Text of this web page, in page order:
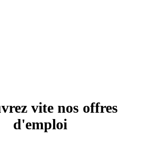
vite nos offres
d'emploi